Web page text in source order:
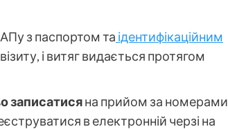
з паспортом та ідентифікаційним
і витяг видається протягом
записатисяна прийом за номерами
в електронній черзі на